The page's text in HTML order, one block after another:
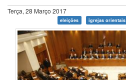
Terça, 28 Março 2017
eleições igrejas orientais